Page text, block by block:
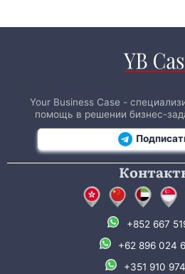
Your Business Case -
помощь в решении бизнес-
+852 667
+62 896 024
+351 910